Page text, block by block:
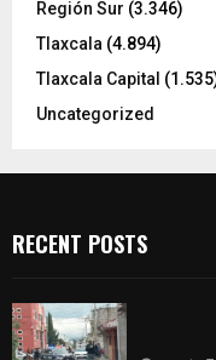
Región Sur (3.346)
Tlaxcala (4.894)
Tlaxcala Capital
Uncategorized
RECENT POSTS